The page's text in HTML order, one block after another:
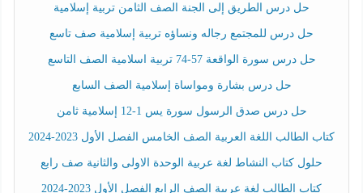
حل درس الطريق إلى الجنة الصف الثامن تربية إسلامية
حل درس للمجتمع رجاله ونساؤه تربية إسلامية صف تاسع
حل درس سورة الواقعة 57-74 تربية اسلامية الصف التاسع
حل درس بشارة ومواساة إسلامية الصف السابع
حل درس صدق الرسول سورة يس 1-12 إسلامية ثامن
كتاب الطالب اللغة العربية الصف الخامس الفصل الأول 2023-2024
حلول كتاب النشاط لغة عربية الوحدة الاولى والثانية صف رابع
كتاب الطالب لغة عربية الصف الرابع الفصل الأول 2023-2024